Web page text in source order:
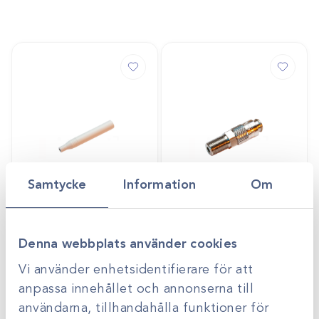
Samtycke Information Om
Denna webbplats använder cookies
Vi använder enhetsidentifierare för att
anpassa innehållet och annonserna till
användarna, tillhandahålla funktioner för
Art.nr44760-6
Amdent
Logga in för att se
pris
Snabbkoppling hona
Logga in för att se
pris